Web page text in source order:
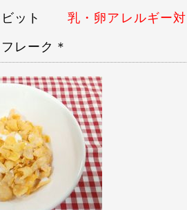
ビット 乳・卵アレルギー
レーク＊